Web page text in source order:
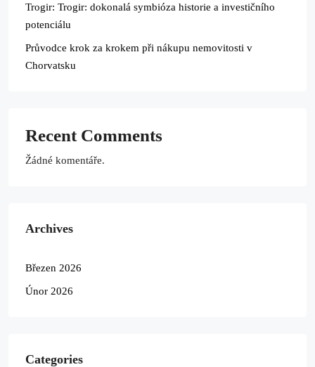
Trogir: Trogir: dokonalá symbióza historie a investičního
potenciálu
Průvodce krok za krokem při nákupu nemovitosti v
Chorvatsku
Recent Comments
Žádné komentáře.
Archives
Březen 2026
Únor 2026
Categories